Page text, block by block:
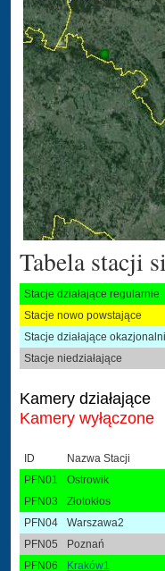
Tabela stacji
Stacje działające regularnie
Stacje nowo powstające
Stacje działające
Stacje niedziałające
Kamery działające
Kamery wyłączone
ID Nazwa Stacji
PFN01
Ostrowik
PFN03
Złotokłos
PFN04
Warszawa2
PFN05
Poznań
PFN06
Kraków1